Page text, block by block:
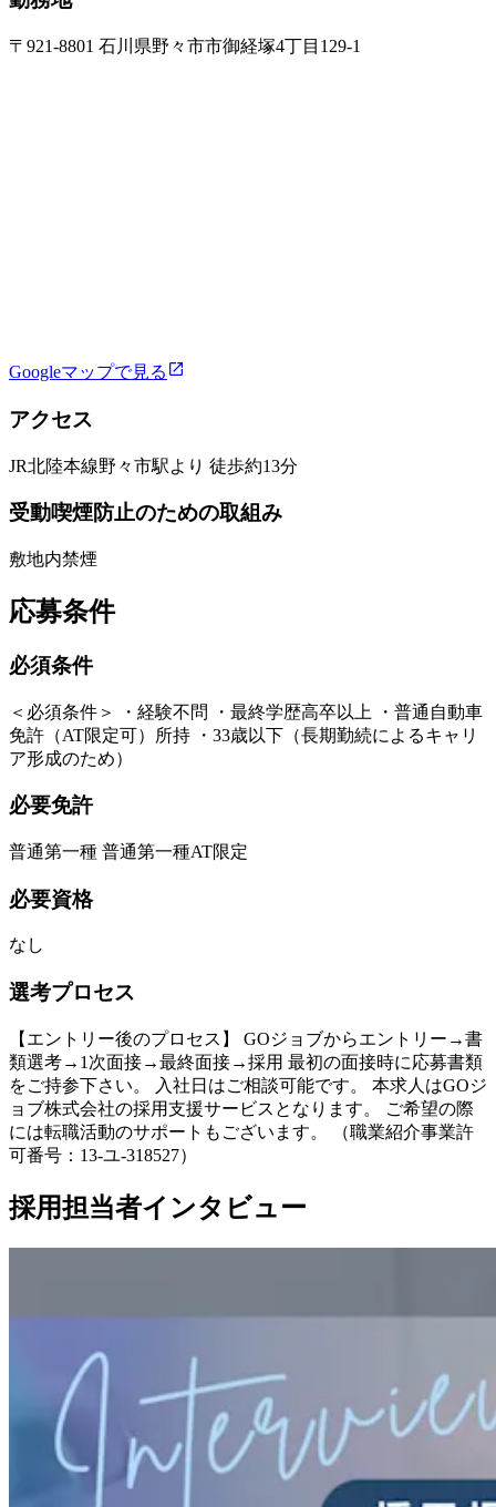
〒921-8801 石川県野々市市御経塚4丁目129-1
Googleマップで見る
アクセス
JR北陸本線野々市駅より 徒歩約13分
受動喫煙防止のための取組み
敷地内禁煙
応募条件
必須条件
＜必須条件＞ ・経験不問 ・最終学歴高卒以上 ・普通自動車
免許（AT限定可）所持 ・33歳以下（長期勤続によるキャリ
ア形成のため）
必要免許
普通第一種 普通第一種AT限定
必要資格
なし
選考プロセス
【エントリー後のプロセス】 GOジョブからエントリー→書
類選考→1次面接→最終面接→採用 最初の面接時に応募書類
をご持参下さい。 入社日はご相談可能です。 本求人はGOジ
ョブ株式会社の採用支援サービスとなります。 ご希望の際
には転職活動のサポートもございます。 （職業紹介事業許
可番号：13-ユ-318527）
採用担当者インタビュー